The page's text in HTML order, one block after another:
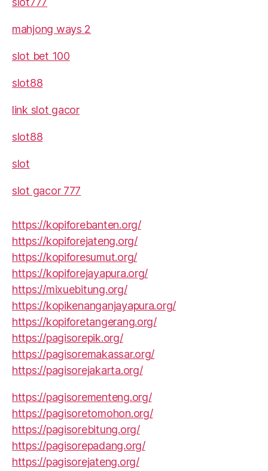
mahjong ways 2
slot bet 100
slot88
link slot gacor
slot88
slot
slot gacor 777
https://kopiforebanten.org/
https://kopiforejateng.org/
https://kopiforesumut.org/
https://kopiforejayapura.org/
https://mixuebitung.org/
https://kopikenanganjayapura.org/
https://kopiforetangerang.org/
https://pagisorepik.org/
https://pagisoremakassar.org/
https://pagisorejakarta.org/
https://pagisorementeng.org/
https://pagisoretomohon.org/
https://pagisorebitung.org/
https://pagisorepadang.org/
https://pagisorejateng.org/